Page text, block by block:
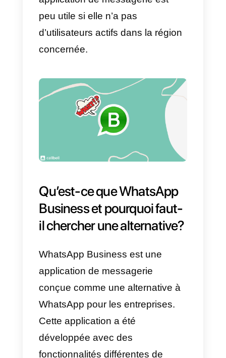
activités au sein de cette
plateforme. C’est ainsi
qu’Instagram Direct est devenu
gérer les ventes
, servir les clients
et fournir un soutien dans chaque
activité. Cependant, il présente
aussi des difficultés, car il n’offre
messages, il ne permet pas
d’accueillir de nombreux
n’est pas optimisé pour un usage
professionnel.
D’autres inconvénients de la
plateforme sont l’impossibilité
d’envoyer des fichiers, ou de